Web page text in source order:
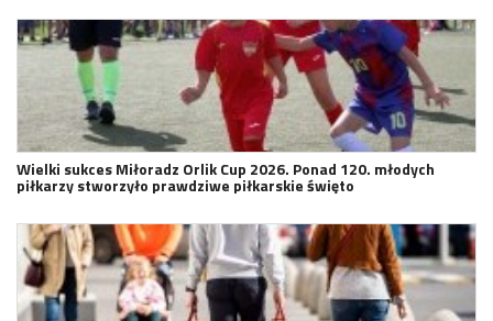
Wielki sukces Miłoradz Orlik Cup 2026. Ponad 120. młodych
piłkarzy stworzyło prawdziwe piłkarskie święto